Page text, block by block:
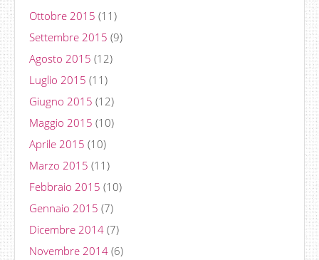
Ottobre 2015 (11)
Settembre 2015 (9)
Agosto 2015 (12)
Luglio 2015 (11)
Giugno 2015 (12)
Maggio 2015 (10)
Aprile 2015 (10)
Marzo 2015 (11)
Febbraio 2015 (10)
Gennaio 2015 (7)
Dicembre 2014 (7)
Novembre 2014 (6)